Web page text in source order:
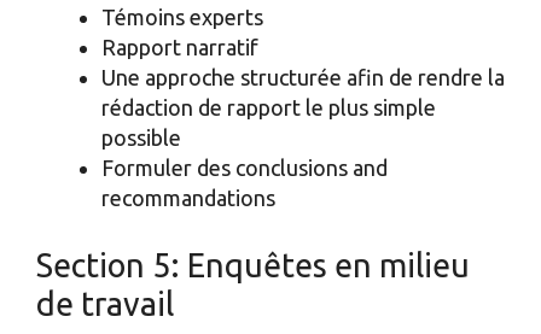
Témoins experts
Rapport narratif
Une approche structurée afin de rendre la
rédaction de rapport le plus simple
possible
Formuler des conclusions and
recommandations
Section 5: Enquêtes en milieu
de travail